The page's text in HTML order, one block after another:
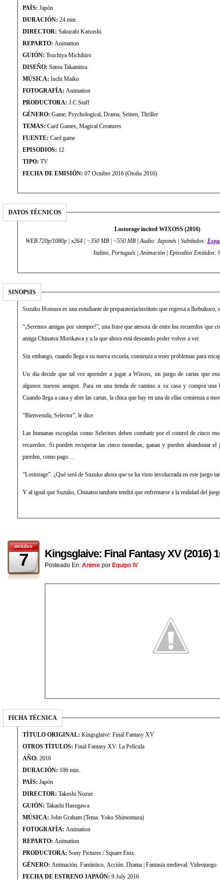
PAÍS: Japón
DURACIÓN: 24 min.
DIRECTOR: Sakurabi Katsushi
REPARTO: Animation
GUIÓN: Tsuchiya Michihiro
DISEÑO: Satou Takamitsu
MÚSICA: Iuchi Maiko
FOTOGRAFÍA: Animation
PRODUCTORA: J.C.Staff
GÉNERO: Game, Psychological, Drama, Seinen, Thriller
TEMAS: Card Games, Magical Creatures
FUENTE: Card game
EPISODIOS: 12
TIPO: TV
FECHA DE EMISIÓN: 07 Octubre 2016 (Otoño 2016)
DATOS TÉCNICOS
Lostorage incited WIXOSS (2016)
WEB 720p/1080p | x264 | ~350 MB | ~550 MB | Audio: Japonés | Subtítulos:
Italino, Portugués | Animación | Episodios Emitidos:
SINOPSIS
Suzuko Homura es una estudiante de preparatoria/instituto que regresa a Ikebukuro,
“¡Seremos amigas por siempre!”, una frase que atesora de entre los recuerdos que
amiga Chinatsu Morikawa y a la que ahora está deseando poder volver a ver.
Sin embargo, cuando llega a su nueva escuela, comienza a tener problemas para
Un día decide que tal vez aprender a jugar a Wixoss, un juego de cartas que
algunos nuevos amigos. Para en una tienda de camino a su casa y compra una
Cuando llega a casa y abre las cartas, la chica que hay en una de ellas comienza a
“Bienvenida, Selector”, le dice.
Las humanas escogidas como Selectors deben combatir por el control de cinco
recuerdos. Si pueden recuperar las cinco monedas, ganan y pueden abandonar
pierden, como pago…
“Lostorage”. ¿Qué será de Suzuko ahora que se ha visto involucrada en este juego
Y al igual que Suzuko, Chinatsu también tendrá que enfrentarse a la realidad del
octubre
7 Kingsglaive: Final Fantasy XV (2016)
Posteado En: Anime por Equipo IV
FICHA TÉCNICA
TÍTULO ORIGINAL: Kingsglaive: Final Fantasy XV
OTROS TÍTULOS: Final Fantasy XV: La Película
AÑO: 2016
DURACIÓN: 106 min.
PAÍS: Japón
DIRECTOR: Takeshi Nozue
GUIÓN: Takashi Hasegawa
MÚSICA: John Graham (Tema: Yoko Shimomura)
FOTOGRAFÍA: Animation
REPARTO: Animation
PRODUCTORA: Sony Pictures / Square Enix
GÉNERO: Animación. Fantástico. Acción. Drama | Fantasía medieval. Videojuego
FECHA DE ESTRENO JAPAÓN: 9 July 2016